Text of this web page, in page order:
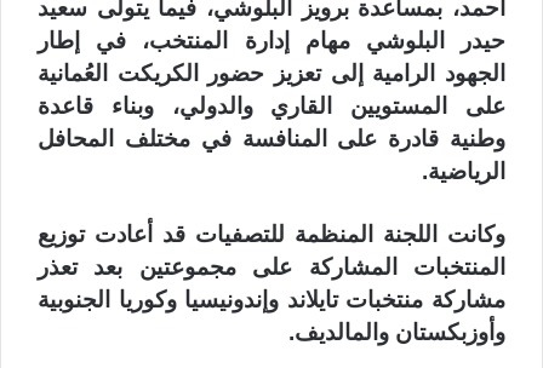
أحمد، بمساعدة برويز البلوشي، فيما يتولى سعيد
حيدر البلوشي مهام إدارة المنتخب، في إطار
الجهود الرامية إلى تعزيز حضور الكريكت العُمانية
على المستويين القاري والدولي، وبناء قاعدة
وطنية قادرة على المنافسة في مختلف المحافل
الرياضية.
وكانت اللجنة المنظمة للتصفيات قد أعادت توزيع
المنتخبات المشاركة على مجموعتين بعد تعذر
مشاركة منتخبات تايلاند وإندونيسيا وكوريا الجنوبية
وأوزبكستان والمالديف.